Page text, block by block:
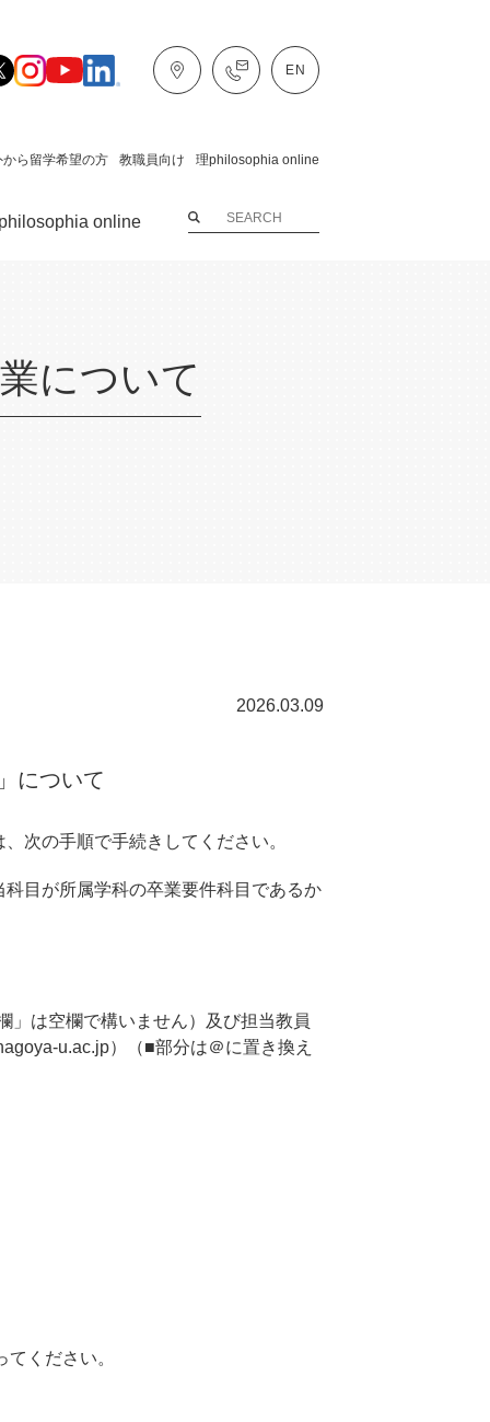
から留学希望の方 教職員向け 理philosophia online
online
について
2026.03.09
について
次の手順で手続きしてください。
目が所属学科の卒業要件科目であるか
」は空欄で構いません）及び担当教員
u.ac.jp）（■部分は＠に置き換え
ください。